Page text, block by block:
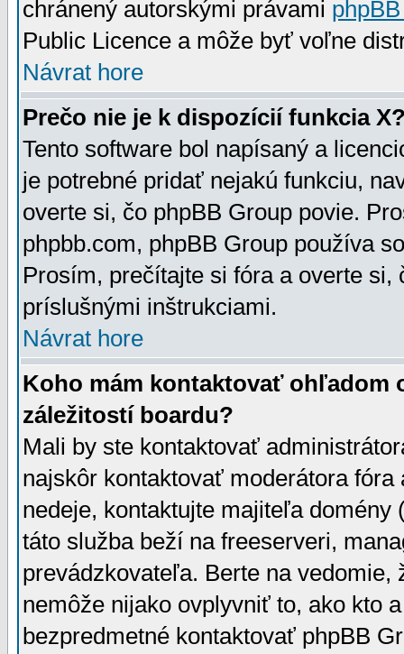
chránený autorskými právami
Public Licence a môže byť voľne
Návrat hore
Prečo nie je k dispozícií funkcia
Tento software bol napísaný a
je potrebné pridať nejakú funkciu,
overte si, čo phpBB Group povie.
phpbb.com, phpBB Group používa
Prosím, prečítajte si fóra a overte
príslušnými inštrukciami.
Návrat hore
Koho mám kontaktovať ohľadom
záležitostí boardu?
Mali by ste kontaktovať
najskôr kontaktovať moderátora
nedeje, kontaktujte majiteľa
táto služba beží na freeserveri,
prevádzkovateľa. Berte na vedomie,
nemôže nijako ovplyvniť to, ako kto
bezpredmetné kontaktovať phpBB